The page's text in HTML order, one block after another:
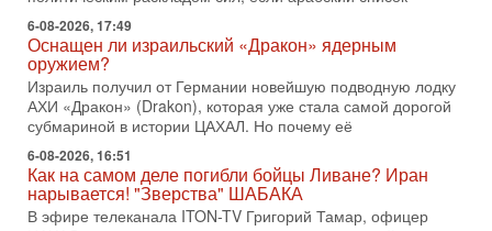
6-08-2026, 16:51
Как на самом деле погибли бойцы Ливане? Иран
нарывается! "Зверства" ШАБАКА
В эфире телеканала ITON-TV Григорий Тамар, офицер
ЦАХАЛа в отставке, писатель, журналист, военный историк.
Ведет программу Александр Гур-Арье.
6-08-2026, 08:20
«Дракон» усилил ВМС Израиля - НОВОСТИ
06/08/2026
Германия передала Израилю новейшую подводную лодку